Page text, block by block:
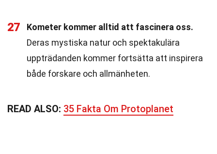
27
Kometer kommer alltid att fascinera oss.
Deras mystiska natur och spektakulära
uppträdanden kommer fortsätta att inspirera
både forskare och allmänheten.
READ ALSO: 35 Fakta Om Protoplanet